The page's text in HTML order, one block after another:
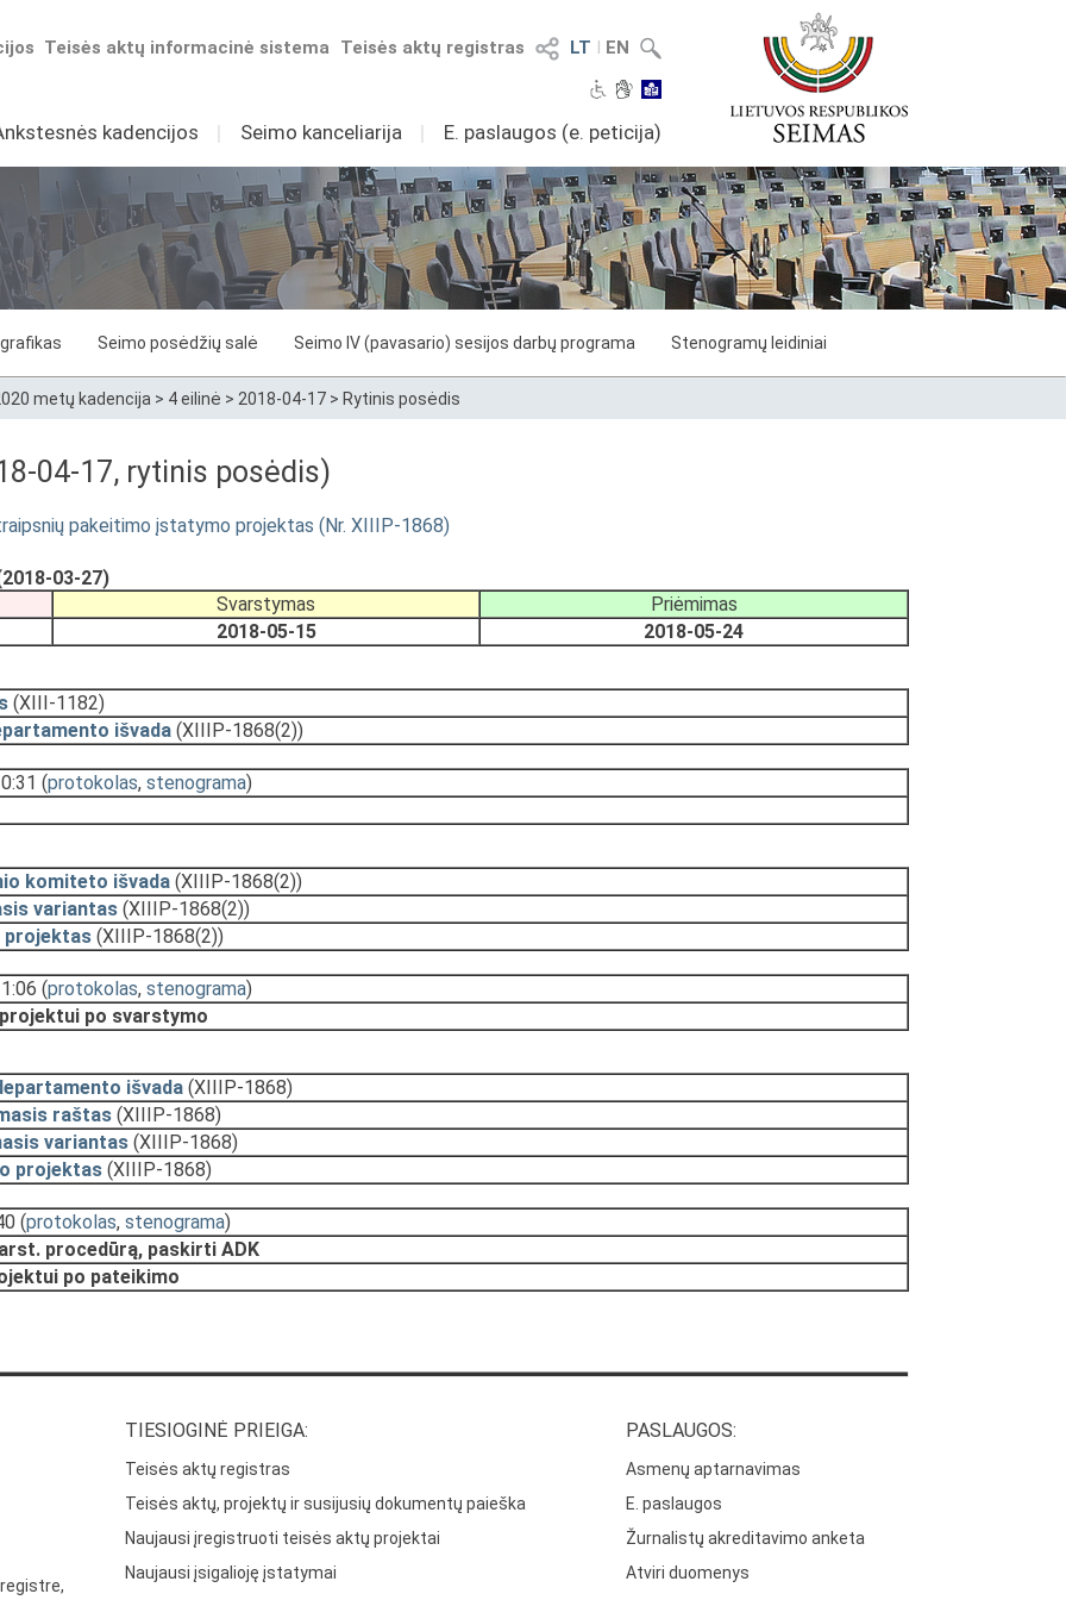
LT I EN
Teisės aktų registras
Teisės aktų informacinė sistema
kadencijos I Seimo kanceliarija I E. paslaugos (e. peticija)
grafikas Seimo posėdžių salė Seimo IV (pavasario) sesijos darbų programa Stenogramų leidiniai
metų kadencija > 4 eilinė > 2018-04-17 > Rytinis posėdis
04-17, rytinis posėdis)
pakeitimo įstatymo projektas (Nr. XIIIP-1868)
03-27)
Svarstymas
Priėmimas
2018-05-15 2018-05-24
(XIII-1182)
išvada (XIIIP-1868(2))
(protokolas, stenograma)
komiteto išvada (XIIIP-1868(2))
variantas (XIIIP-1868(2))
projektas (XIIIP-1868(2))
(protokolas, stenograma)
po svarstymo
išvada (XIIIP-1868)
raštas (XIIIP-1868)
variantas (XIIIP-1868)
projektas (XIIIP-1868)
(protokolas, stenograma)
procedūrą, paskirti ADK
po pateikimo
TIESIOGINĖ PRIEIGA:
Teisės aktų registras
Teisės aktų, projektų ir susijusių dokumentų paieška
Naujausi įregistruoti teisės aktų projektai
Naujausi įsigalioję įstatymai
PASLAUGOS:
Asmenų aptarnavimas
E. paslaugos
Žurnalistų akreditavimo anketa
Atviri duomenys